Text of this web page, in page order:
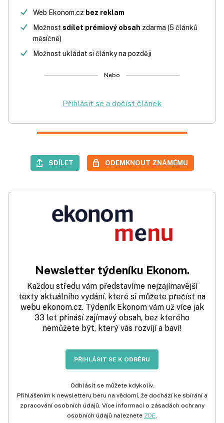
Web Ekonom.cz bez reklam
Možnost sdílet prémiový obsah zdarma (5 článků
měsíčně)
Možnost ukládat si články na později
Nebo
Přihlásit se a dočíst článek
SDÍLET ODEMKNOUT ZNÁMÉMU
Newsletter týdeníku Ekonom.
Každou středu vám představíme nejzajímavější
texty aktuálního vydání, které si můžete přečíst na
webu ekonom.cz. Týdeník Ekonom vám už více jak
33 let přináší zajímavý obsah, bez kterého
nemůžete být, který vás rozvíjí a baví!
PŘIHLÁSIT SE K ODBĚRU
Odhlásit se můžete kdykoliv.
Přihlášením k newsletteru beru na vědomí, že dochází ke sbírání a
zpracování osobních údajů. Více informací o zásadách ochrany
osobních údajů naleznete ZDE.